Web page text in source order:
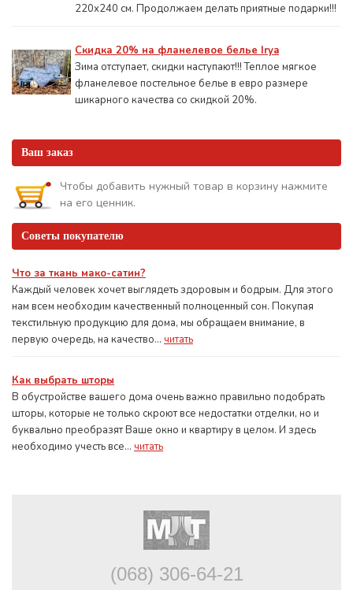
220х240 см. Продолжаем делать приятные подарки!!!
Скидка 20% на фланелевое белье Irya
Зима отступает, скидки наступают!!! Теплое мягкое
фланелевое постельное белье в евро размере
шикарного качества со скидкой 20%.
Ваш заказ
Чтобы добавить нужный товар в корзину нажмите
на его ценник.
Советы покупателю
Что за ткань мако-сатин?
Каждый человек хочет выглядеть здоровым и бодрым. Для этого
нам всем необходим качественный полноценный сон. Покупая
текстильную продукцию для дома, мы обращаем внимание, в
первую очередь, на качество... читать
Как выбрать шторы
В обустройстве вашего дома очень важно правильно подобрать
шторы, которые не только скроют все недостатки отделки, но и
буквально преобразят Ваше окно и квартиру в целом. И здесь
необходимо учесть все... читать
(068) 306-64-21